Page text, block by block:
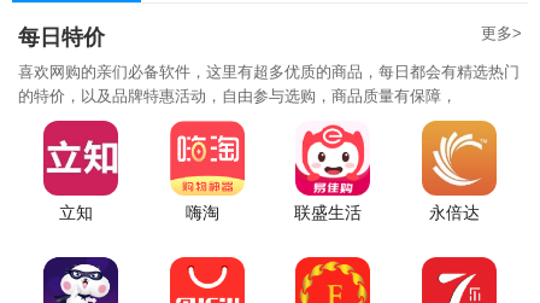
每日特价 更多>
喜欢网购的亲们必备软件，这里有超多优质的商品，每日都会有精选热门
的特价，以及品牌特惠活动，自由参与选购，商品质量有保障，
立知 嗨淘 联盛生活 永倍达